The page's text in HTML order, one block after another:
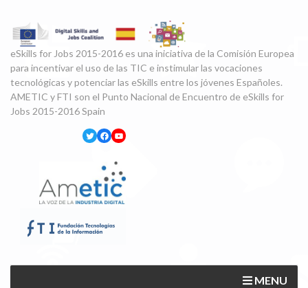
eSkills for Jobs 2015-2016 es una iniciativa de la Comisión Europea
para incentivar el uso de las TIC e instimular las vocaciones
tecnológicas y potenciar las eSkills entre los jóvenes Españoles.
AMETIC y FTI son el Punto Nacional de Encuentro de eSkills for
Jobs 2015-2016 Spain
MENU